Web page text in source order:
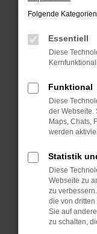
Prüfe
können das
verhindern.
anderen
Starte dein
Das kann
Probleme
sind.
Veraltete
führen,
unterstützt
Folgende
Essentiell
Diese
Funktional
Diese
der Webseite.
Maps, Chats,
werden
Statistik
Diese
Webseite zu
zu
die von
Sie auf
zu schalten,